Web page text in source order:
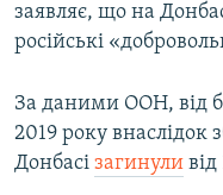
заявляє, що на
російські
За даними ООН, від
2019 року внаслідок
Донбасі загинули